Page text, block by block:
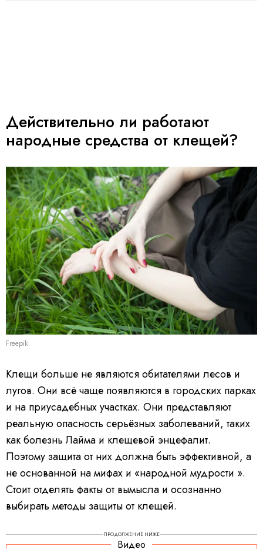
Действительно ли работают
народные средства от клещей?
Freepik
Клещи больше не являются обитателями лесов и
лугов. Они всё чаще появляются в городских парках
и на приусадебных участках. Они представляют
реальную опасность серьёзных заболеваний, таких
как болезнь Лайма и клещевой энцефалит.
Поэтому защита от них должна быть эффективной, а
не основанной на мифах и «народной мудрости ».
Стоит отделять факты от вымысла и осознанно
выбирать методы защиты от клещей.
ПРОДОЛЖЕНИЕ НИЖЕ
Видео